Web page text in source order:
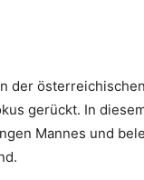
der
gerückt. In
Mannes und